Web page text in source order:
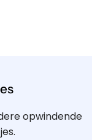
opwindende